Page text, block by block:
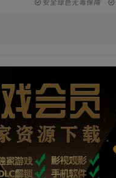
安全绿色无毒保障